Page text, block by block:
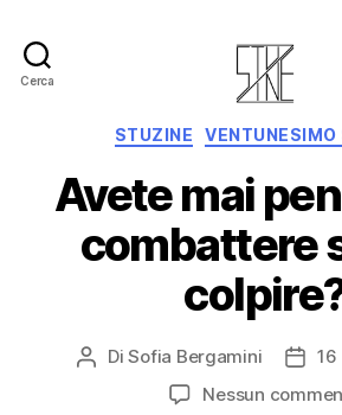
Cerca
STUZINE VENTUNESIMO
Avete mai
combattere
DiSofia Bergamini
Nessun